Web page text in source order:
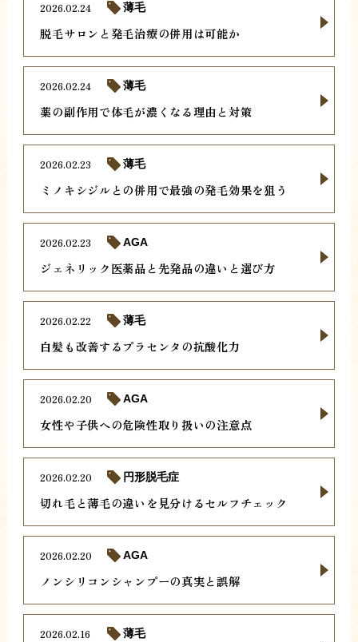
脱毛サロンと発毛治療の併用は可能か
2026.02.24 薄毛
薬の副作用で体毛が濃くなる理由と対策
2026.02.24 薄毛
ミノキシジルとの併用で最強の発毛効果を狙う
2026.02.23 薄毛
ジェネリック医薬品と先発品の違いと選び方
2026.02.23 AGA
白髪も改善するプラセンタの抗酸化力
2026.02.22 薄毛
女性や子供への危険性取り扱いの注意点
2026.02.20 AGA
切れ毛と薄毛の違いを見分けるセルフチェック
2026.02.20 円形脱毛症
ノンシリコンシャンプーの真実と誤解
2026.02.20 AGA
2026.02.16 薄毛